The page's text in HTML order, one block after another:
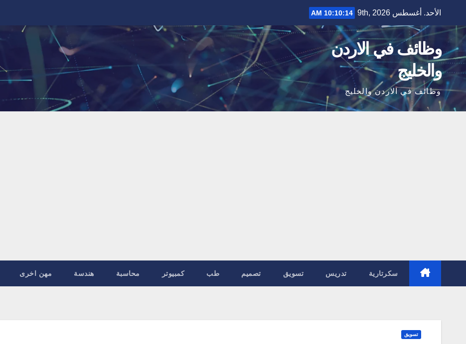
content
الأحد. أغسطس 9th, 2026 10:10:15 AM
وظائف في الاردن
والخليج
وظائف في الاردن والخليج
سكرتارية تدريس تسويق تصميم طب كمبيوتر محاسبة هندسة مهن اخرى
تسويق